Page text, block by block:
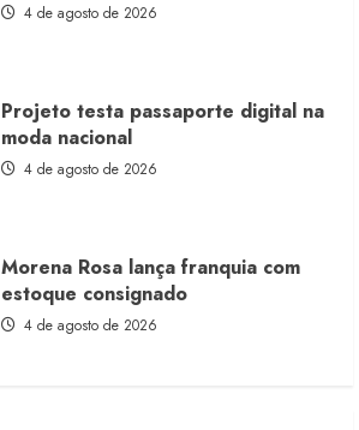
4 de agosto de 2026
Projeto testa passaporte digital na
moda nacional
4 de agosto de 2026
Morena Rosa lança franquia com
estoque consignado
4 de agosto de 2026